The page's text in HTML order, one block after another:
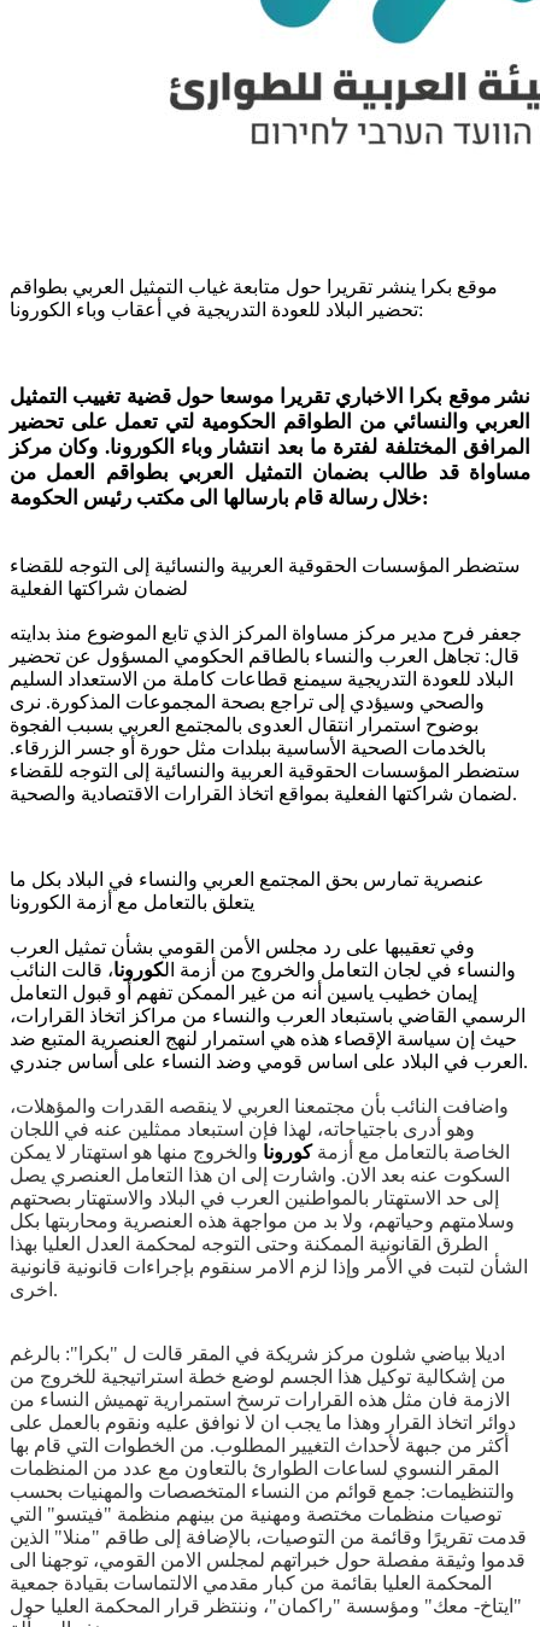
موقع بكرا ينشر تقريرا حول متابعة غياب التمثيل العربي بطواقم
تحضير البلاد للعودة التدريجية في أعقاب وباء الكورونا:
نشر موقع بكرا الاخباري تقريرا موسعا حول قضية تغييب التمثيل
العربي والنسائي من الطواقم الحكومية لتي تعمل على تحضير
المرافق المختلفة لفترة ما بعد انتشار وباء الكورونا. وكان مركز
مساواة قد طالب بضمان التمثيل العربي بطواقم العمل من
خلال رسالة قام بارسالها الى مكتب رئيس الحكومة:
ستضطر المؤسسات الحقوقية العربية والنسائية إلى التوجه للقضاء
لضمان شراكتها الفعلية
جعفر فرح مدير مركز مساواة المركز الذي تابع الموضوع منذ بدايته
قال: تجاهل العرب والنساء بالطاقم الحكومي المسؤول عن تحضير
البلاد للعودة التدريجية سيمنع قطاعات كاملة من الاستعداد السليم
والصحي وسيؤدي إلى تراجع بصحة المجموعات المذكورة. نرى
بوضوح استمرار انتقال العدوى بالمجتمع العربي بسبب الفجوة
بالخدمات الصحية الأساسية ببلدات مثل حورة أو جسر الزرقاء.
ستضطر المؤسسات الحقوقية العربية والنسائية إلى التوجه للقضاء
لضمان شراكتها الفعلية بمواقع اتخاذ القرارات الاقتصادية والصحية.
عنصرية تمارس بحق المجتمع العربي والنساء في البلاد بكل ما
يتعلق بالتعامل مع أزمة الكورونا
وفي تعقيبها على رد مجلس الأمن القومي بشأن تمثيل العرب
والنساء في لجان التعامل والخروج من أزمة الكورونا، قالت النائب
إيمان خطيب ياسين أنه من غير الممكن تفهم أو قبول التعامل
الرسمي القاضي باستبعاد العرب والنساء من مراكز اتخاذ القرارات،
حيث إن سياسة الإقصاء هذه هي استمرار لنهج العنصرية المتبع ضد
العرب في البلاد على اساس قومي وضد النساء على أساس جندري.
واضافت النائب بأن مجتمعنا العربي لا ينقصه القدرات والمؤهلات،
وهو أدرى باجتياحاته، لهذا فإن استبعاد ممثلين عنه في اللجان
الخاصة بالتعامل مع أزمةكورونا والخروج منها هو استهتار لا يمكن
السكوت عنه بعد الان. واشارت إلى ان هذا التعامل العنصري يصل
إلى حد الاستهتار بالمواطنين العرب في البلاد والاستهتار بصحتهم
وسلامتهم وحياتهم، ولا بد من مواجهة هذه العنصرية ومحاربتها بكل
الطرق القانونية الممكنة وحتى التوجه لمحكمة العدل العليا بهذا
الشأن لتبت في الأمر وإذا لزم الامر سنقوم بإجراءات قانونية قانونية
اخرى.
اديلا بياضي شلون مركز شريكة في المقر قالت ل "بكرا": بالرغم
من إشكالية توكيل هذا الجسم لوضع خطة استراتيجية للخروج من
الازمة فان مثل هذه القرارات ترسخ استمرارية تهميش النساء من
دوائر اتخاذ القرار وهذا ما يجب ان لا نوافق عليه ونقوم بالعمل على
أكثر من جبهة لأحداث التغيير المطلوب. من الخطوات التي قام بها
المقر النسوي لساعات الطوارئ بالتعاون مع عدد من المنظمات
والتنظيمات: جمع قوائم من النساء المتخصصات والمهنيات بحسب
توصيات منظمات مختصة ومهنية من بينهم منظمة "فيتسو" التي
قدمت تقريرًا وقائمة من التوصيات، بالإضافة إلى طاقم "منلا" الذين
قدموا وثيقة مفصلة حول خبراتهم لمجلس الامن القومي، توجهنا الى
المحكمة العليا بقائمة من كبار مقدمي الالتماسات بقيادة جمعية
"ايتاخ- معك" ومؤسسة "راكمان"، وننتظر قرار المحكمة العليا حول